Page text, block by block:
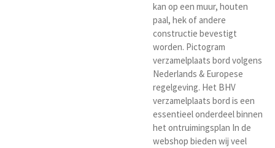
kan op een muur, houten
paal, hek of andere
constructie bevestigt
worden. Pictogram
verzamelplaats bord volgens
Nederlands & Europese
regelgeving. Het BHV
verzamelplaats bord is een
essentieel onderdeel binnen
het ontruimingsplan In de
webshop bieden wij veel